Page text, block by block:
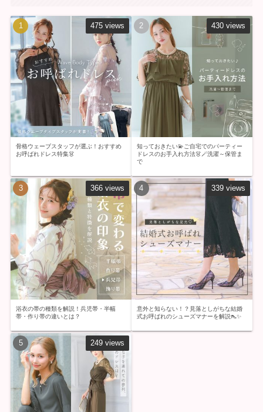
骨格ウェーブスタッフが選ぶ！おすすめ
お呼ばれドレス特集👗
475 views
知っておきたい💫ご自宅でのパーティー
ドレスのお手入れ方法👗🪄洗濯～保管ま
で
430 views
浴衣の帯の種類を解説！兵児帯・半幅
帯・作り帯の違いとは？
366 views
意外と知らない！？見落としがちな結婚
式お呼ばれのシューズマナーを解説👠✨
339 views
249 views